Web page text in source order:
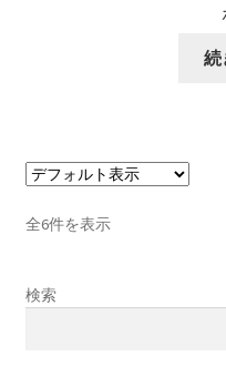
続
全6件を表示
検索